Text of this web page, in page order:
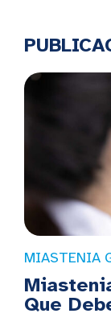
MIASTENIA
Que